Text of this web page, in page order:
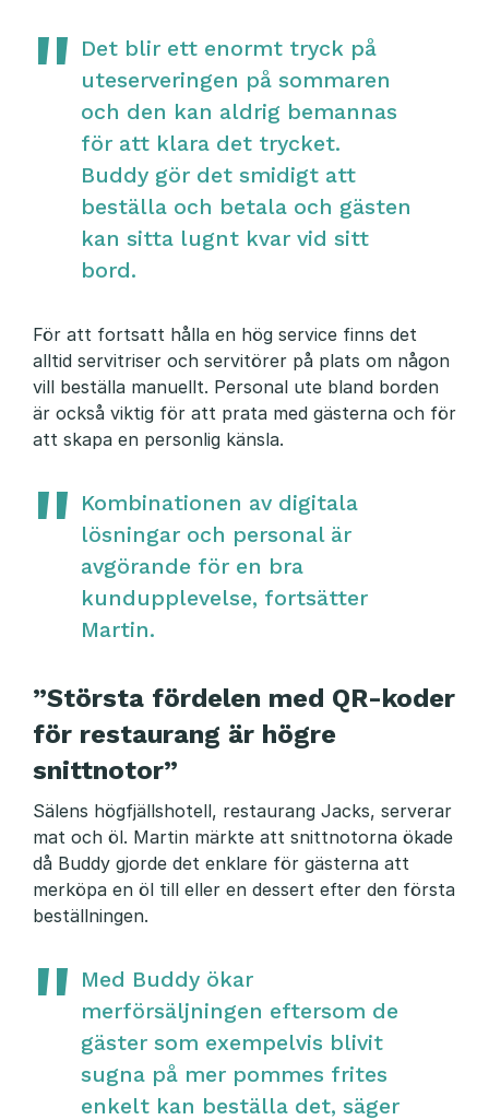
Det blir ett enormt tryck på
uteserveringen på sommaren
och den kan aldrig bemannas
för att klara det trycket.
Buddy gör det smidigt att
beställa och betala och gästen
kan sitta lugnt kvar vid sitt
bord.
För att fortsatt hålla en hög service finns det
alltid servitriser och servitörer på plats om någon
vill beställa manuellt. Personal ute bland borden
är också viktig för att prata med gästerna och för
att skapa en personlig känsla.
Kombinationen av digitala
lösningar och personal är
avgörande för en bra
kundupplevelse, fortsätter
Martin.
”Största fördelen med QR-koder
för restaurang är högre
snittnotor”
Sälens högfjällshotell, restaurang Jacks, serverar
mat och öl. Martin märkte att snittnotorna ökade
då Buddy gjorde det enklare för gästerna att
merköpa en öl till eller en dessert efter den första
beställningen.
Med Buddy ökar
merförsäljningen eftersom de
gäster som exempelvis blivit
sugna på mer pommes frites
enkelt kan beställa det, säger